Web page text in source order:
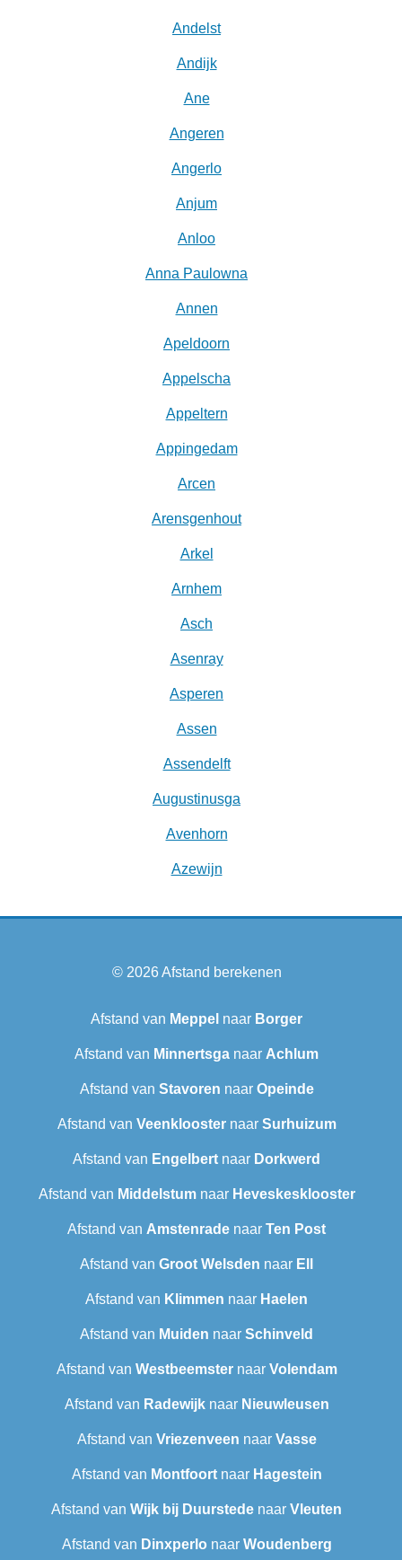
Andelst
Andijk
Ane
Angeren
Angerlo
Anjum
Anloo
Anna Paulowna
Annen
Apeldoorn
Appelscha
Appeltern
Appingedam
Arcen
Arensgenhout
Arkel
Arnhem
Asch
Asenray
Asperen
Assen
Assendelft
Augustinusga
Avenhorn
Azewijn
© 2026Afstand berekenen
Afstand van Meppel naar Borger
Afstand van Minnertsga naar Achlum
Afstand van Stavoren naar Opeinde
Afstand van Veenkloosternaar Surhuizum
Afstand van Engelbert naar Dorkwerd
Afstand van Middelstumnaar Heveskesklooster‎
Afstand van Amstenrade naar Ten Post
Afstand van Groot Welsden naar Ell
Afstand van Klimmen naar Haelen
Afstand van Muiden naar Schinveld
Afstand van Westbeemsternaar Volendam
Afstand van Radewijknaar Nieuwleusen
Afstand van Vriezenveen naar Vasse
Afstand van Montfoortnaar Hagestein
Afstand van Wijk bij Duurstede naar Vleuten
Afstand van Dinxperlo naar Woudenberg